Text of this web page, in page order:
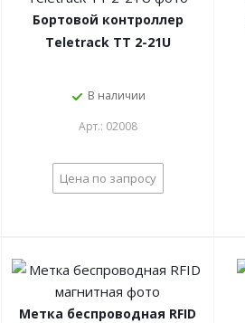
Бортовой контроллер
Teletrack TT 2-21U
В наличии
Арт.: 02008
Цена по запросу
Метка беспроводная RFID